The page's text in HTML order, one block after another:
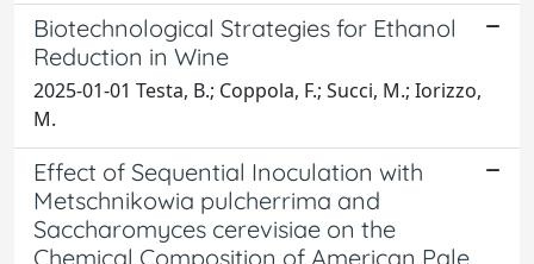
Biotechnological Strategies for Ethanol
Reduction in Wine
2025-01-01 Testa, B.; Coppola, F.; Succi, M.; Iorizzo,
M.
Effect of Sequential Inoculation with
Metschnikowia pulcherrima and
Saccharomyces cerevisiae on the
Chemical Composition of American Pale